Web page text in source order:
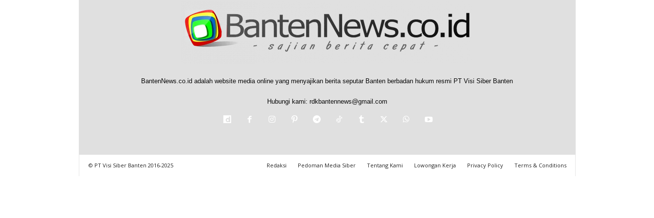
BantenNews.co.id adalah website media online yang menyajikan berita seputar Banten berbadan hukum resmi PT Visi Siber Banten
Hubungi kami: rdkbantennews@gmail.com
Redaksi Pedoman Media Siber Tentang Kami Lowongan Kerja Privacy Policy Terms & Conditions
© PT Visi Siber Banten 2016-2025